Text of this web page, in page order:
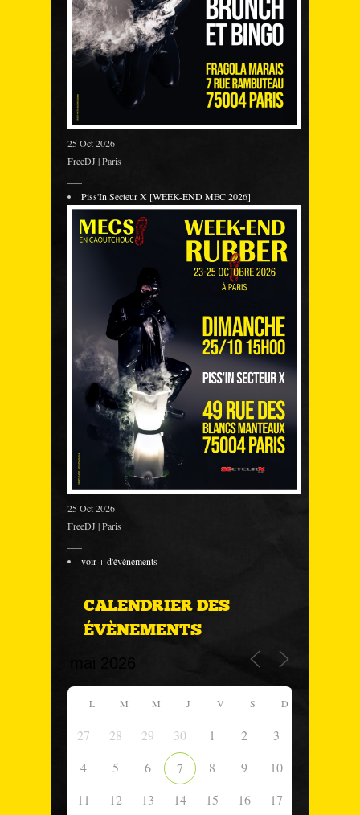
25 Oct 2026
FreeDJ | Paris
Piss'In Secteur X [WEEK-END MEC 2026]
25 Oct 2026
FreeDJ | Paris
voir + d'évènements
CALENDRIER DES
ÉVÈNEMENTS
L M M J V S D
27 28 29 30 1 2
3
4
5 6 7 8 9
10
11
12 13 14 15 16 17